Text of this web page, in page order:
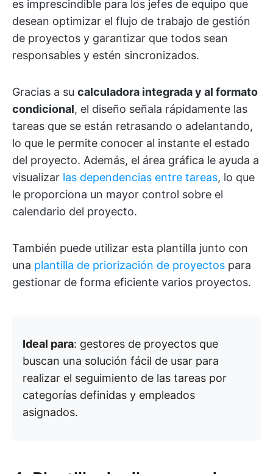
es imprescindible para los jefes de equipo que
desean optimizar el flujo de trabajo de gestión
de proyectos y garantizar que todos sean
responsables y estén sincronizados.
Gracias a su calculadora integrada y al formato
condicional, el diseño señala rápidamente las
tareas que se están retrasando o adelantando,
lo que le permite conocer al instante el estado
del proyecto. Además, el área gráfica le ayuda a
visualizar las dependencias entre tareas, lo que
le proporciona un mayor control sobre el
calendario del proyecto.
También puede utilizar esta plantilla junto con
una plantilla de priorización de proyectos para
gestionar de forma eficiente varios proyectos.
Ideal para: gestores de proyectos que
buscan una solución fácil de usar para
realizar el seguimiento de las tareas por
categorías definidas y empleados
asignados.